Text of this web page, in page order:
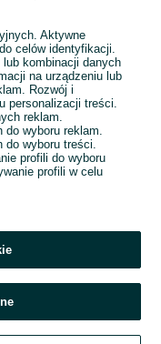
Aktywne
celów identyfikacji.
kombinacji danych
na urządzeniu lub
Rozwój i
personalizacji treści.
reklam.
wyboru reklam.
wyboru treści.
profili do wyboru
profili w celu